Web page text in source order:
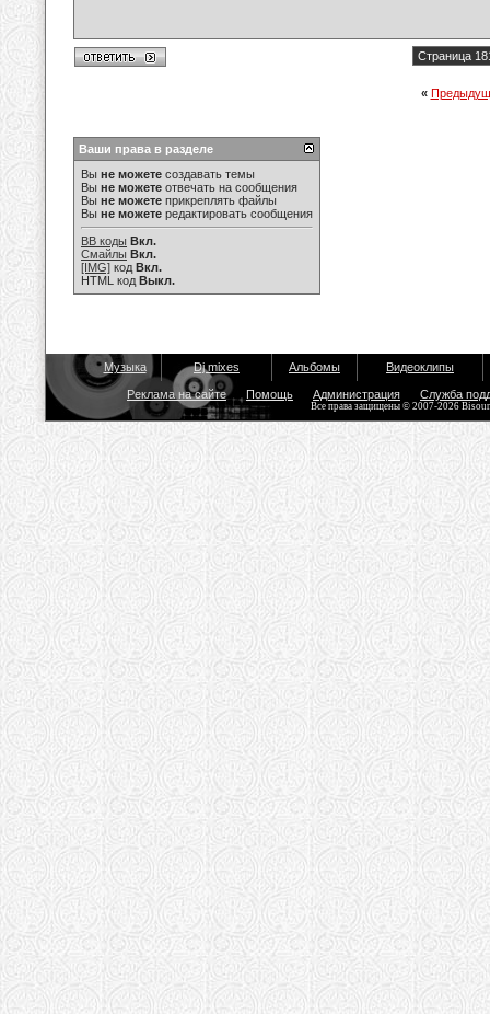
Страница
«
Ваши права в разделе
Вы не можете создавать темы
Вы не можете отвечать на сообщения
Вы не можете прикреплять файлы
Вы не можете редактировать сообщения
BB коды Вкл.
Смайлы Вкл.
[IMG] код Вкл.
HTML код Выкл.
Музыка Dj mixes Альбомы Видеоклипы
Реклама на сайте Помощь Администрация Служба
Все права защищены © 2007-2026